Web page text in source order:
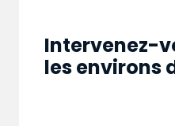
Intervenez-
les environs